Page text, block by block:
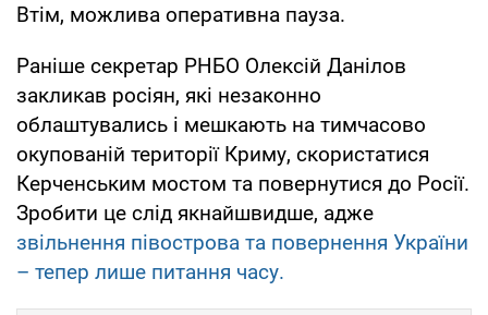
Втім, можлива оперативна пауза.
Раніше секретар РНБО Олексій Данілов
закликав росіян, які незаконно
облаштувались і мешкають на тимчасово
окупованій території Криму, скористатися
Керченським мостом та повернутися до Росії.
Зробити це слід якнайшвидше, адже
звільнення півострова та повернення України
– тепер лише питання часу.